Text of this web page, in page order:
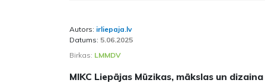
Autors: irliepaja.lv
Datums: 5.06.2025
Birkas: LMMDV
MIKC Liepājas Mūzikas, mākslas un